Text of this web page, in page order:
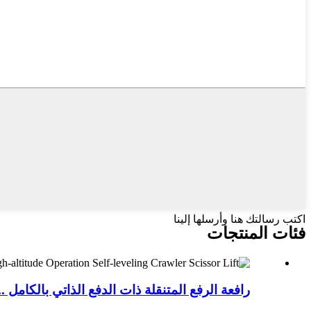
اكتب رسالتك هنا وأرسلها إلينا
فئات المنتجات
رافعة الرفع المتنقلة ذات الدفع الذاتي بالكامل